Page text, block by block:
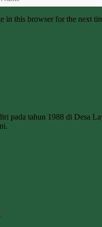
in this browser for the next
pada tahun 1988 di Desa